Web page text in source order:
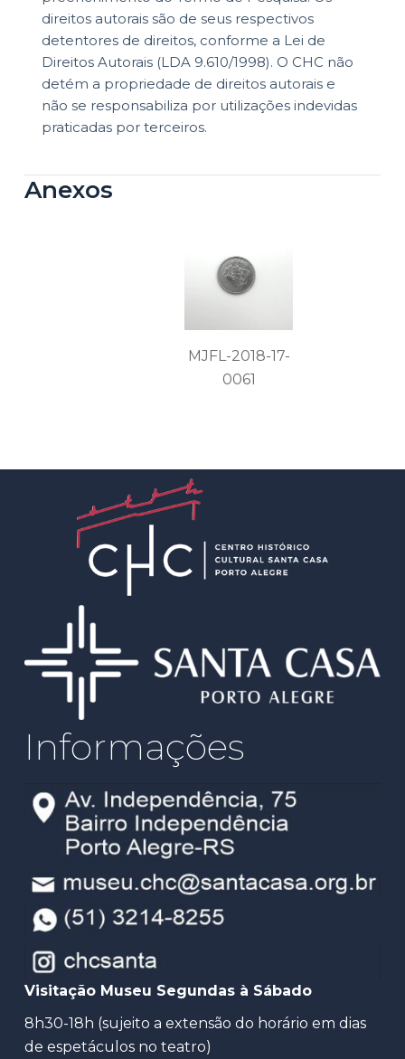
Anexos
MJFL-2018-17-
0061
direitos autorais são de seus respectivos
detentores de direitos, conforme a Lei de
Direitos Autorais (LDA 9.610/1998). O CHC não
detém a propriedade de direitos autorais e
não se responsabiliza por utilizações indevidas
praticadas por terceiros.
Informações
Visitação Museu Segundas à Sábado
8h30-18h (sujeito a extensão do horário em dias
de espetáculos no teatro)